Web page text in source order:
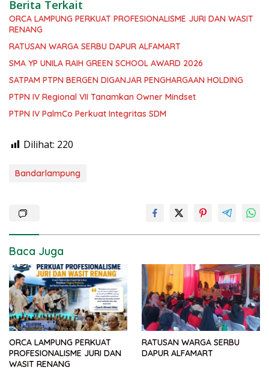
Berita Terkait
ORCA LAMPUNG PERKUAT PROFESIONALISME JURI DAN WASIT
RENANG
RATUSAN WARGA SERBU DAPUR ALFAMART
SMA YP UNILA RAIH GREEN SCHOOL AWARD 2026
SATPAM PTPN BERGEN DIGANJAR PENGHARGAAN HOLDING
PTPN IV Regional VII Tanamkan Owner Mindset
PTPN IV PalmCo Perkuat Integritas SDM
Dilihat: 220
Bandarlampung
Baca Juga
ORCA LAMPUNG PERKUAT
PROFESIONALISME JURI DAN
WASIT RENANG
RATUSAN WARGA SERBU
DAPUR ALFAMART